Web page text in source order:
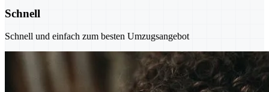
Schnell
Schnell und einfach zum besten Umzugsangebot